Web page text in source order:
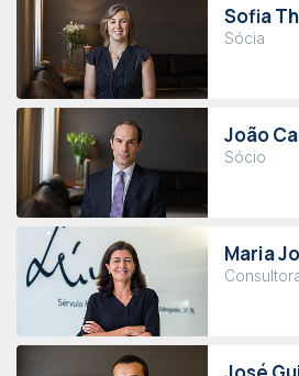
Sofia
Sócia
João
Sócio
Maria